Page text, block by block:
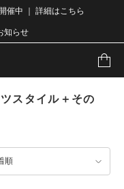
催中 ｜ 詳細はこちら
知らせ
スタイル＋その
順